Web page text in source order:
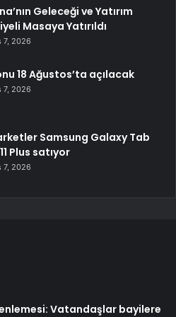
Geleceği ve Yatırım
Masaya Yatırıldı
7, 2026
18 Ağustos’ta açılacak
7, 2026
Samsung Galaxy Tab
Plus satıyor
7, 2026
Vatandaşlar bayilere